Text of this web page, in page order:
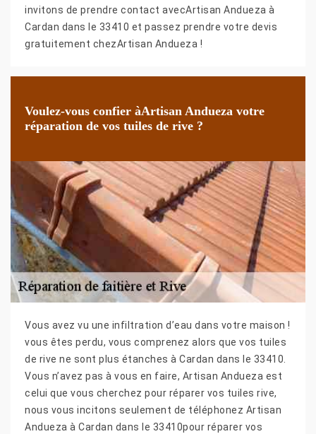
invitons de prendre contact avecArtisan Andueza à
Cardan dans le 33410 et passez prendre votre devis
gratuitement chezArtisan Andueza !
Voulez-vous confier àArtisan Andueza votre
réparation de vos tuiles de rive ?
Vous avez vu une infiltration d’eau dans votre maison !
vous êtes perdu, vous comprenez alors que vos tuiles
de rive ne sont plus étanches à Cardan dans le 33410.
Vous n’avez pas à vous en faire, Artisan Andueza est
celui que vous cherchez pour réparer vos tuiles rive,
nous vous incitons seulement de téléphonez Artisan
Andueza à Cardan dans le 33410pour réparer vos